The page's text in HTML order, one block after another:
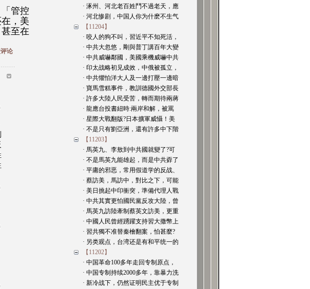
管控
，美
至在
论
· 涿州、河北老百姓鬥不過老天，應
· 河北惨剧，中国人你为什麽不生气
【11204】
· 咬人的狗不叫，習近平不知死活，
· 中共大忽悠，剛與普丁講百年大變
· 中共威嚇鄰國，美國乘機威嚇中共
· 印太战略初见成效，中俄被孤立，
· 中共懼怕洋大人及一邊打壓一邊暗
· 寶馬雪糕事件，教訓德國外交部長
· 許多大陸人民受苦，轉而期待兩蔣
· 龍應台投書紐時:兩岸和解，被罵
· 星際大戰翻版?日本擴軍威懾！美
· 不是只有劉亞洲，還有許多中下階
【11203】
· 馬英九、李敖到中共國就變了?可
· 不是馬英九能雄起，而是中共孬了
· 平庸的邪恶，常用假道学的反战、
· 蔡訪美，馬訪中，對比之下，可能
· 美日挑起中印衝突，準備代理人戰
· 中共其實更怕國民黨反攻大陸，曾
· 馬英九訪陸牽制蔡英文訪美，更重
· 中國人民曾經踴躍支持習大撒幣上
· 習共獨不准替秦檜翻案，怕甚麼?
· 另类观点，台湾还是有和平统一的
【11202】
· 中国革命100多年走回专制原点，
· 中国专制持续2000多年，靠暴力洗
· 新冷战下，仍然证明民主优于专制